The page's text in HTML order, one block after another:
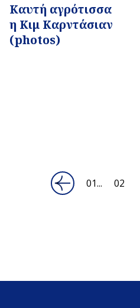
Καυτή αγρότισσα
η Κιμ Καρντάσιαν
(photos)
02